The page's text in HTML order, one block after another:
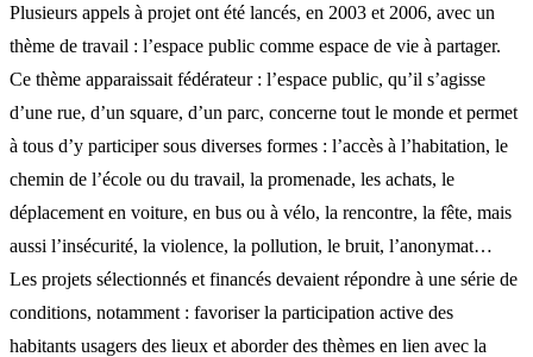
Plusieurs appels à projet ont été lancés, en 2003 et 2006, avec un
thème de travail : l’espace public comme espace de vie à partager.
Ce thème apparaissait fédérateur : l’espace public, qu’il s’agisse
d’une rue, d’un square, d’un parc, concerne tout le monde et permet
à tous d’y participer sous diverses formes : l’accès à l’habitation, le
chemin de l’école ou du travail, la promenade, les achats, le
déplacement en voiture, en bus ou à vélo, la rencontre, la fête, mais
aussi l’insécurité, la violence, la pollution, le bruit, l’anonymat…
Les projets sélectionnés et financés devaient répondre à une série de
conditions, notamment : favoriser la participation active des
habitants usagers des lieux et aborder des thèmes en lien avec la